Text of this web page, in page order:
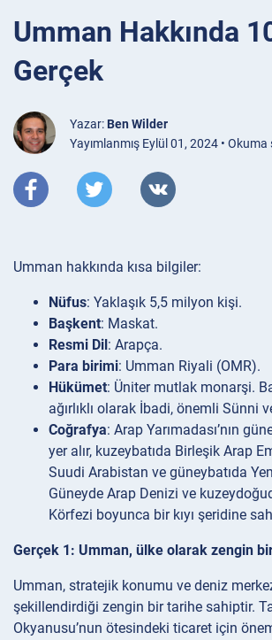
Umman Hakkında
Gerçek
Yazar: Ben Wilder
Yayımlanmış Eylül 01, 2024 •
Umman hakkında kısa bilgiler:
Nüfus: Yaklaşık 5,5 milyon kişi.
Başkent: Maskat.
Resmi Dil: Arapça.
Para birimi: Umman Riyali (OMR).
Hükümet: Üniter mutlak monarşi.
ağırlıklı olarak İbadi, önemli Sünni
Coğrafya: Arap Yarımadası’nın
yer alır, kuzeybatıda Birleşik Arap
Suudi Arabistan ve güneybatıda
Güneyde Arap Denizi ve
Körfezi boyunca bir kıyı şeridine
Gerçek 1: Umman, ülke olarak zengin
Umman, stratejik konumu ve deniz
şekillendirdiği zengin bir tarihe sahiptir.
Okyanusu’nun ötesindeki ticaret için